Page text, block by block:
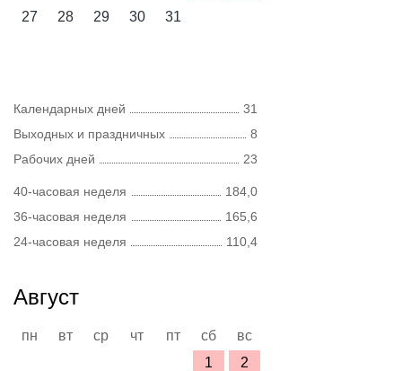
27
28 29 30 31
Календарных дней
31
Выходных и праздничных
8
Рабочих дней
23
40-часовая неделя
184,0
36-часовая неделя
165,6
24-часовая неделя
110,4
Август
пн вт ср чт пт сб
вс
1
2